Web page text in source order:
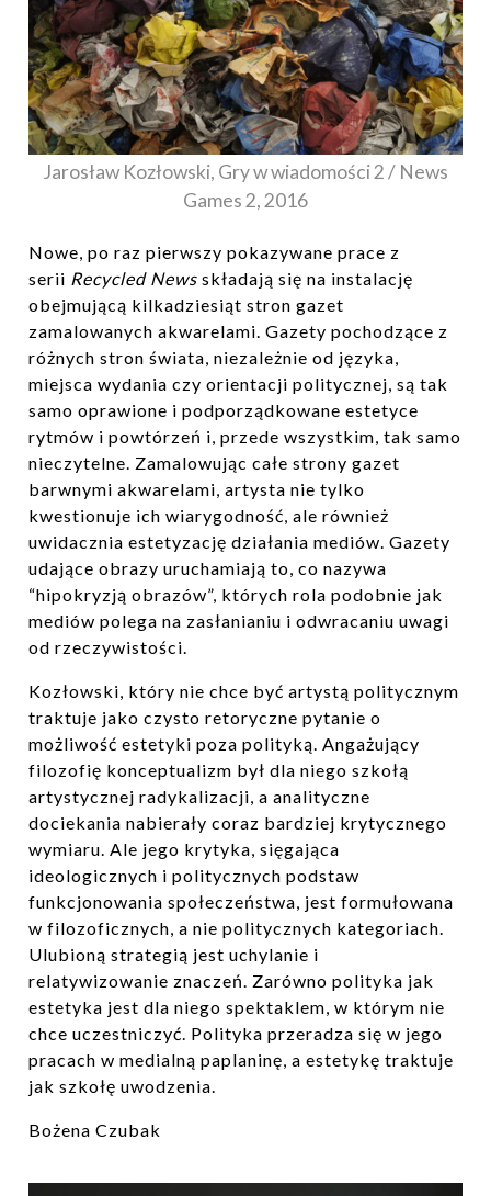
Jarosław Kozłowski, Gry w wiadomości 2 / News
Games 2, 2016
Nowe, po raz pierwszy pokazywane prace z
serii Recycled News składają się na instalację
obejmującą kilkadziesiąt stron gazet
zamalowanych akwarelami. Gazety pochodzące z
różnych stron świata, niezależnie od języka,
miejsca wydania czy orientacji politycznej, są tak
samo oprawione i podporządkowane estetyce
rytmów i powtórzeń i, przede wszystkim, tak samo
nieczytelne. Zamalowując całe strony gazet
barwnymi akwarelami, artysta nie tylko
kwestionuje ich wiarygodność, ale również
uwidacznia estetyzację działania mediów. Gazety
udające obrazy uruchamiają to, co nazywa
“hipokryzją obrazów”, których rola podobnie jak
mediów polega na zasłanianiu i odwracaniu uwagi
od rzeczywistości.
Kozłowski, który nie chce być artystą politycznym
traktuje jako czysto retoryczne pytanie o
możliwość estetyki poza polityką. Angażujący
filozofię konceptualizm był dla niego szkołą
artystycznej radykalizacji, a analityczne
dociekania nabierały coraz bardziej krytycznego
wymiaru. Ale jego krytyka, sięgająca
ideologicznych i politycznych podstaw
funkcjonowania społeczeństwa, jest formułowana
w filozoficznych, a nie politycznych kategoriach.
Ulubioną strategią jest uchylanie i
relatywizowanie znaczeń. Zarówno polityka jak
estetyka jest dla niego spektaklem, w którym nie
chce uczestniczyć. Polityka przeradza się w jego
pracach w medialną paplaninę, a estetykę traktuje
jak szkołę uwodzenia.
Bożena Czubak